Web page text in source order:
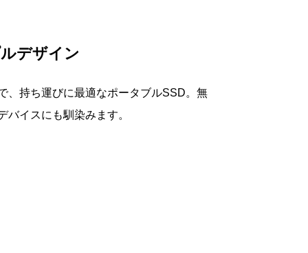
デザイン
、持ち運びに最適なポータブルSSD。無
バイスにも馴染みます。